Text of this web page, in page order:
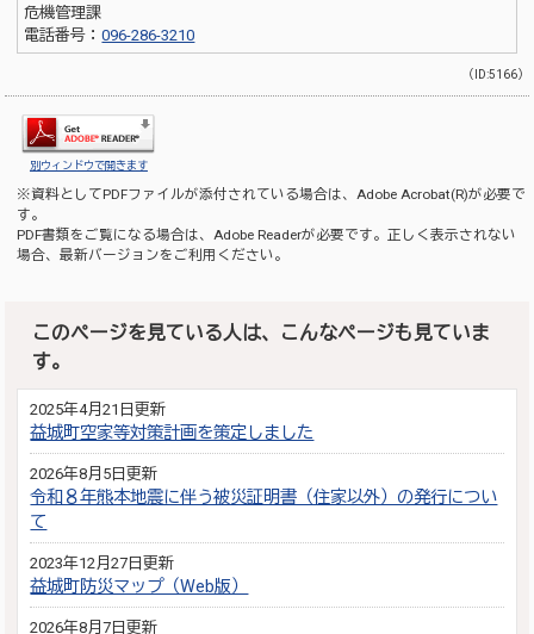
危機管理課
電話番号：096-286-3210
（ID:5166）
別ウィンドウで開きます
※資料としてPDFファイルが添付されている場合は、Adobe Acrobat(R)が必要で
す。
PDF書類をご覧になる場合は、Adobe Readerが必要です。正しく表示されない
場合、最新バージョンをご利用ください。
このページを見ている人は、こんなページも見ていま
す。
2025年4月21日更新
益城町空家等対策計画を策定しました
2026年8月5日更新
令和８年熊本地震に伴う被災証明書（住家以外）の発行につい
て
2023年12月27日更新
益城町防災マップ（Web版）
2026年8月7日更新